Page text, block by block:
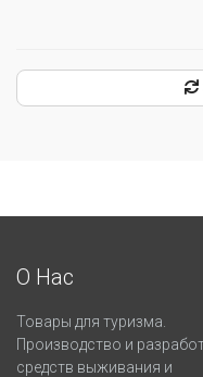
О Нас
Товары для туризма.
Производство и
средств выживания и